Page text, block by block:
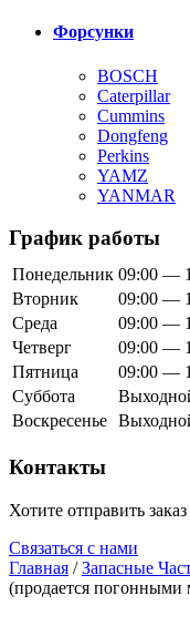
Форсунки
BOSCH
Caterpillar
Cummins
Dongfeng
Perkins
YAMZ
YANMAR
График работы
Понедельник 09:00 —
Вторник
09:00 —
Среда
09:00 —
Четверг
09:00 —
Пятница
09:00 —
Суббота
Воскресенье
Контакты
Хотите отправить
Связаться с нами
Главная /Запасные
(продается погонными